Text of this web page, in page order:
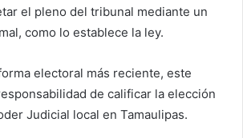
el pleno del tribunal mediante un
como lo establece la ley.
electoral más reciente, este
de calificar la elección
Judicial local en Tamaulipas.